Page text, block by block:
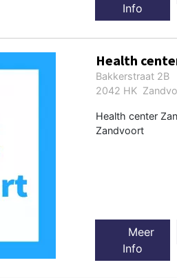
Info
Health
Bakkerstraat 2B
2042 HK
Health center
Zandvoort
Meer
Info